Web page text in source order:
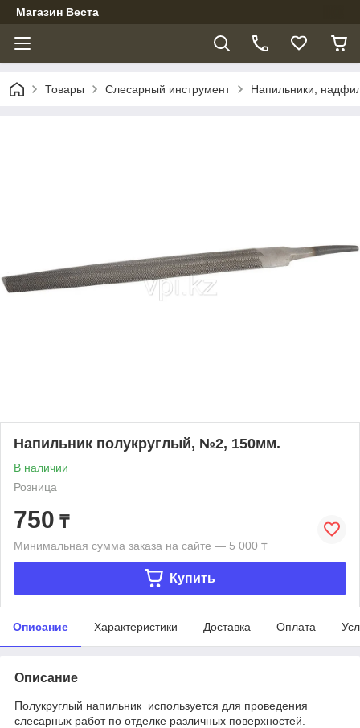
Магазин Веста
Товары Слесарный инструмент Напильники,
Напильник полукруглый, №2, 150мм.
В наличии
Розница
750 ₸
Минимальная сумма заказа на сайте — 5 000 ₸
Купить
Описание Характеристики Доставка Оплата
Описание
Полукруглый напильник используется для проведения
слесарных работ по отделке различных поверхностей.